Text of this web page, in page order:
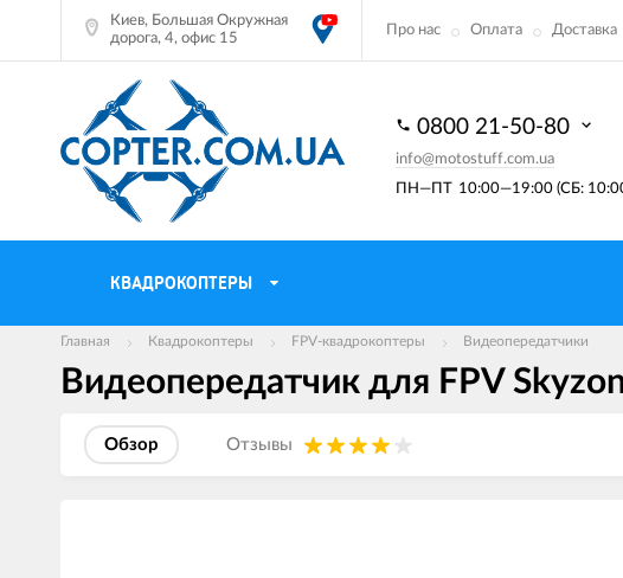
Киев, Большая Окружная
дорога, 4, офис 15
Про нас Оплата Доставка
ПН—ПТ 10:00—19:00 (СБ:
0800 21-50-80
info@motostuff.com.ua
КВАДРОКОПТЕРЫ
Главная Квадрокоптеры FPV-квадрокоптеры Видеопередатчики
Видеопередатчик для FPV
Обзор Отзывы